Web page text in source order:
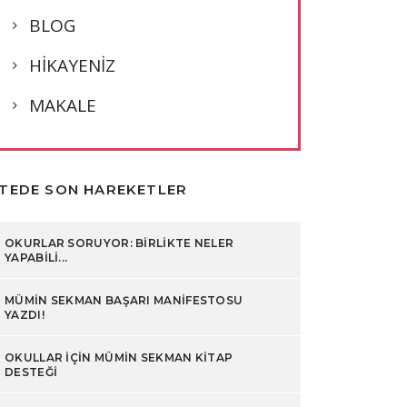
BLOG
HİKAYENİZ
MAKALE
SON HAREKETLER
OKURLAR SORUYOR: BIRLIKTE NELER
YAPABILI...
MÜMIN SEKMAN BAŞARI MANIFESTOSU
YAZDI!
OKULLAR IÇIN MÜMIN SEKMAN KITAP
DESTEĞI